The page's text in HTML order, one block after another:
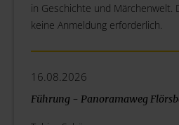
in Geschichte und Märchenwelt.
keine Anmeldung erforderlich.
16.08.2026
Führung - Panoramaweg